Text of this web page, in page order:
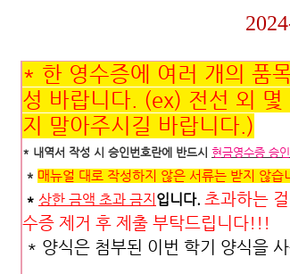
* 한 영수증에 여러 개의 품
성 바랍니다. (ex) 전선 외
지 말아주시길 바랍니다.)
* 내역서 작성 시 승인번호란에 반드시 현금영수증 승
* 매뉴얼 대로 작성하지 않은 서류는 받지 않습
* 상한 금액 초과 금지 입니다. 초과하는
수증 제거 후 제출 부탁드립니다!!!
* 양식은 첨부된 이번 학기 양식을